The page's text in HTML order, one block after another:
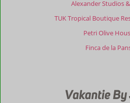
Alexander Studios
TUK Tropical Boutique
Petri Olive
Finca de la
Vakantie